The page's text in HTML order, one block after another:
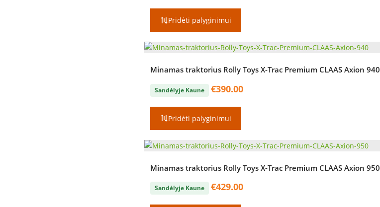
Pridėti palyginimui
Minamas traktorius Rolly Toys X-Trac Premium CLAAS Axion 940
Sandėlyje Kaune €390.00
Pridėti palyginimui
Minamas traktorius Rolly Toys X-Trac Premium CLAAS Axion 950
Sandėlyje Kaune €429.00